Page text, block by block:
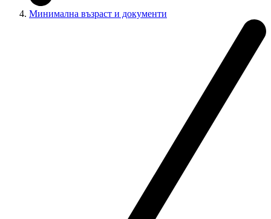
Минимална възраст и документи